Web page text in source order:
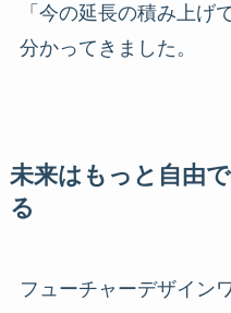
「今の延長の積み上げ
分かってきました。
未来はもっと自由
る
フューチャーデザイン